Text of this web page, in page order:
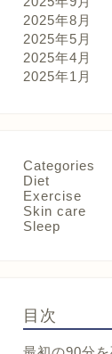
2025年8月
2025年5月
2025年4月
2025年1月
Categories
Diet
Exercise
Skin care
Sleep
目次